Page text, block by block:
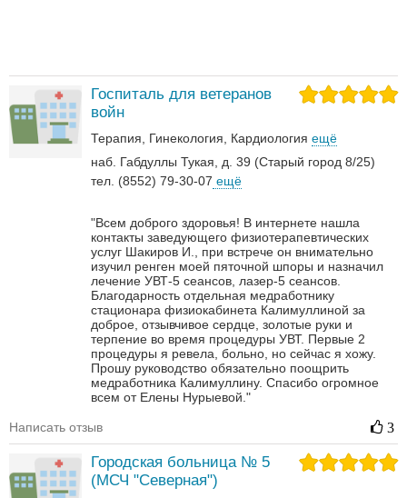
Госпиталь для ветеранов
войн
Терапия Гинекология Кардиология ещё
наб. Габдуллы Тукая, д. 39 (Старый город 8/25)
тел. (8552) 79-30-07 ещё
"Всем доброго здоровья! В интернете нашла
контакты заведующего физиотерапевтических
услуг Шакиров И., при встрече он внимательно
изучил ренген моей пяточной шпоры и назначил
лечение УВТ-5 сеансов, лазер-5 сеансов.
Благодарность отдельная медработнику
стационара физиокабинета Калимуллиной за
доброе, отзывчивое сердце, золотые руки и
терпение во время процедуры УВТ. Первые 2
процедуры я ревела, больно, но сейчас я хожу.
Прошу руководство обязательно поощрить
медработника Калимуллину. Спасибо огромное
всем от Елены Нурыевой."
Написать отзыв 3
Городская больница № 5
(МСЧ "Северная")